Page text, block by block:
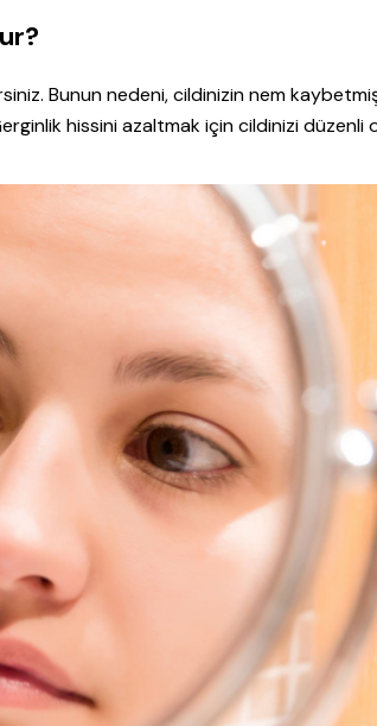
Bunun nedeni, cildinizin nem
hissini azaltmak için cildinizi düzenli